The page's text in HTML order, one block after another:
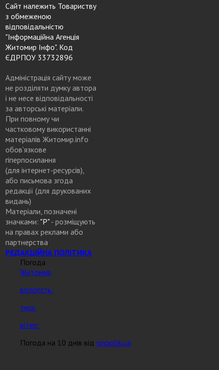
Сайт належить Товариству
з обмеженою
відповідальністю
"Інформаційна Агенція
Житомир Інфо". Код
ЄДРПОУ 33732896
Адміністрація сайту може
не розділяти думку автора
і не несе відповідальності
за авторські матеріали.
При повному чи
частковому використанні
матеріалів Житомир.info
обов’язкове
гіперпосилання
(для інтернет-ресурсів),
або письмова згода
редакції (для друкованих
видань)
Матеріали, позначені
значками: "Р"- розміщують
на правах реклами або
партнерства
РЕДАКЦІЙНА ПОЛІТИКА
Погода
Житомир
вологість:
тиск:
вітер:
Погода на 10 днів відsinoptik.ua